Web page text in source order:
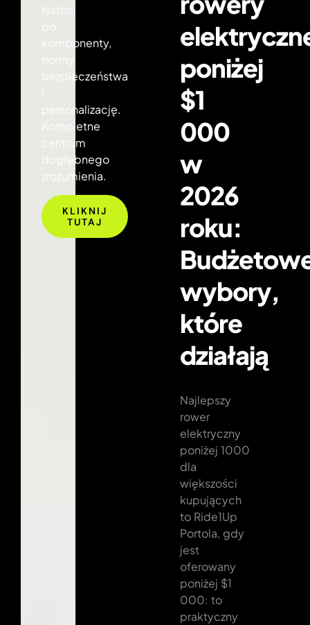
historii
po
komponenty,
normy
bezpieczeństwa
personalizację.
Kompletne
centrum
dogłębnego
zrozumienia.
KLIKNIJ
TUTAJ
poniżej
$1
000
w
2026
roku:
wybory,
które
działają
Najlepszy
rower
elektryczny
poniżej 1000
dla
większości
kupujących
to Ride1Up
Portola, gdy
jest
oferowany
poniżej $1
000: to
praktyczny